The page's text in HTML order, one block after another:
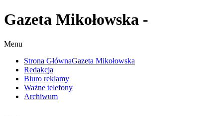
Gazeta Mikołowska -
Menu
Strona GłównaGazeta Mikołowska
Redakcja
Biuro reklamy
Ważne telefony
Archiwum